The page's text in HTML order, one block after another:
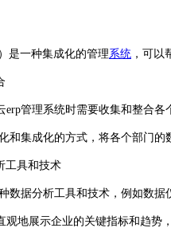
）是一种集成化的管理系统 ，可
erp管理系统时需要收集和整合各
和集成化的方式，将各个部门的
工具和技术
数据分析工具和技术，例如数据
观地展示企业的关键指标和趋势